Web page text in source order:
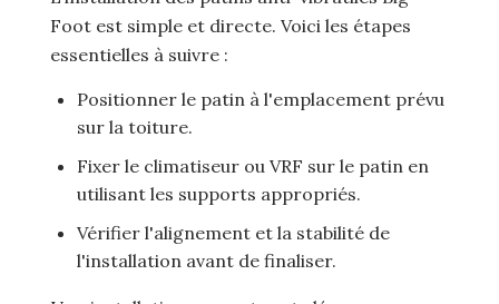
Foot est simple et directe. Voici les étapes
essentielles à suivre :
Positionner le patin à l'emplacement prévu
sur la toiture.
Fixer le climatiseur ou VRF sur le patin en
utilisant les supports appropriés.
Vérifier l'alignement et la stabilité de
l'installation avant de finaliser.